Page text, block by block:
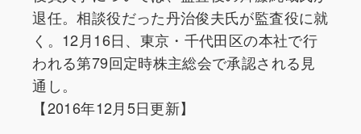
退任。相談役だった丹治俊夫氏が監査役に就
く。12月16日、東京・千代田区の本社で行
われる第79回定時株主総会で承認される見
通し。
【2016年12月5日更新】